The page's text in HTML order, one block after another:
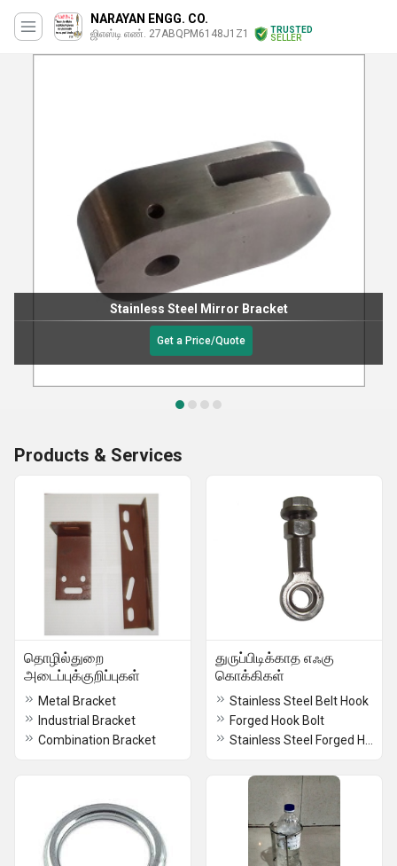
NARAYAN ENGG. CO.
ஜிஎஸ்டி எண். 27ABQPM6148J1Z1
TRUSTED
SELLER
Stainless Steel Mirror Bracket
Get a Price/Quote
Products & Services
தொழில்துறை
அடைப்புக்குறிப்புகள்
Metal Bracket
Industrial Bracket
Combination Bracket
துருப்பிடிக்காத எஃகு
கொக்கிகள்
Stainless Steel Belt Hook
Forged Hook Bolt